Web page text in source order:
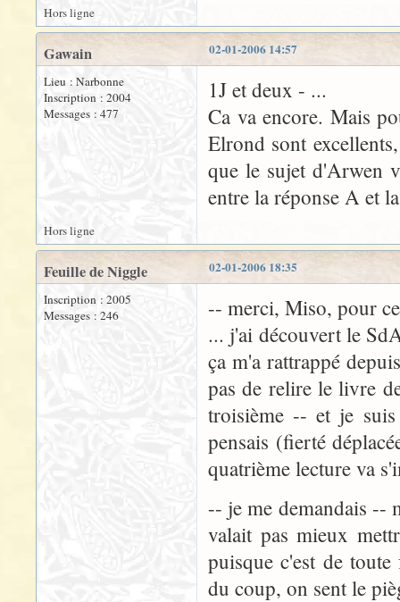
Hors ligne
02-01-2006 14:57
Gawain
Lieu : Narbonne
Inscription : 2004
Messages : 477
1J et deux - ...
Ca va encore. Mais
Elrond sont
que le sujet d'Arwen
entre la réponse A et
Hors ligne
02-01-2006 18:35
Feuille de Niggle
Inscription : 2005
Messages : 246
-- merci, Miso, pour
... j'ai découvert le
ça m'a rattrappé
pas de relire le livre
troisième -- et je
pensais (fierté
quatrième lecture va
-- je me demandais --
valait pas mieux
puisque c'est de
du coup, on sent le